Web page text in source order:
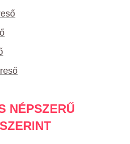
NÉPSZERŰ